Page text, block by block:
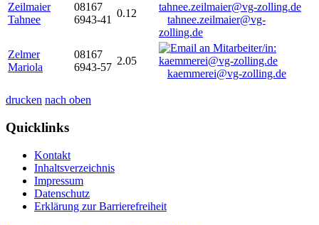
Zeilmaier
Tahnee
08167
6943-41
0.12
tahnee.zeilmaier@vg-
zolling.de
Zelmer
Mariola
08167
6943-57
2.05
kaemmerei@vg-zolling.de
drucken nach oben
Quicklinks
Kontakt
Inhaltsverzeichnis
Impressum
Datenschutz
Erklärung zur Barrierefreiheit